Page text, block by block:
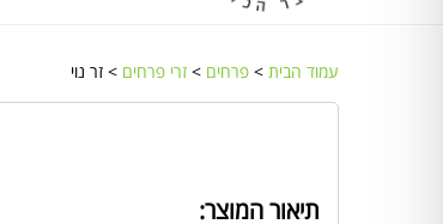
עמוד הבית > פרחים > זרי פרחים > זר נוי
תיאור המוצר: